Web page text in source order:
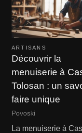
ARTISANS
Découvrir la
menuiserie à
Tolosan : un
faire unique
Povoski
La menuiserie à